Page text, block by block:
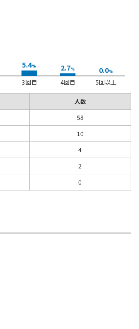
3回目 4回目 5回以上
5.4% 2.7% 0.0%
人数
58
10
4
2
0